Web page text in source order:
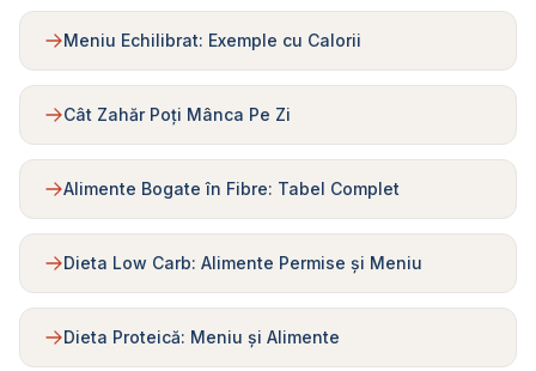
Meniu Echilibrat: Exemple cu Calorii
Cât Zahăr Poți Mânca Pe Zi
Alimente Bogate în Fibre: Tabel Complet
Dieta Low Carb: Alimente Permise și Meniu
Dieta Proteică: Meniu și Alimente